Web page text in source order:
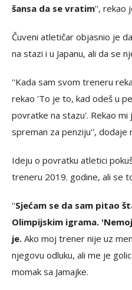
šansa da se vratim'', rekao
Čuveni atletičar objasnio je
na stazi i u Japanu, ali da se
''Kada sam svom treneru
rekao 'To je to, kad odeš u
povratke na stazu'. Rekao
spreman za penziju'', dodaje
Ideju o povratku atletici
treneru 2019. godine, ali se
''Sjećam se da sam pitao
Olimpijskim igrama.
je. Ako moj trener nije uz
njegovu odluku, ali me je
momak sa Jamajke.